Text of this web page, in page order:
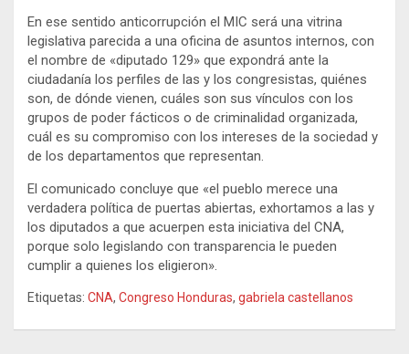
En ese sentido anticorrupción el MIC será una vitrina
legislativa parecida a una oficina de asuntos internos, con
el nombre de «diputado 129» que expondrá ante la
ciudadanía los perfiles de las y los congresistas, quiénes
son, de dónde vienen, cuáles son sus vínculos con los
grupos de poder fácticos o de criminalidad organizada,
cuál es su compromiso con los intereses de la sociedad y
de los departamentos que representan.
El comunicado concluye que «el pueblo merece una
verdadera política de puertas abiertas, exhortamos a las y
los diputados a que acuerpen esta iniciativa del CNA,
porque solo legislando con transparencia le pueden
cumplir a quienes los eligieron».
Etiquetas: CNA, Congreso Honduras, gabriela castellanos